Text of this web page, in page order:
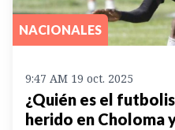
NACIONALES
9:47 AM 19 oct. 2025
¿Quién es el
herido en Choloma